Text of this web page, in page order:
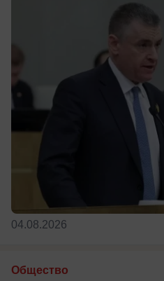
04.08.2026
Общество